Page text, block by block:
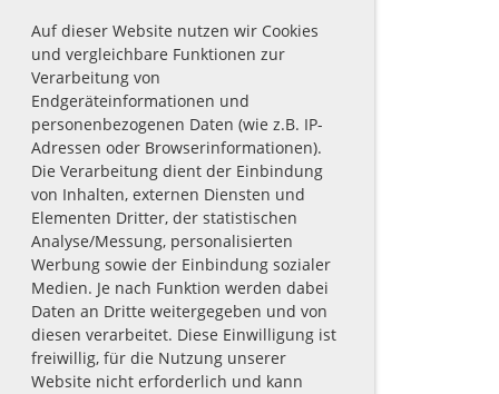
Auf dieser Website nutzen wir Cookies
und vergleichbare Funktionen zur
Verarbeitung von
Endgeräteinformationen und
personenbezogenen Daten (wie z.B. IP-
Adressen oder Browserinformationen).
Die Verarbeitung dient der Einbindung
von Inhalten, externen Diensten und
Elementen Dritter, der statistischen
Analyse/Messung, personalisierten
Werbung sowie der Einbindung sozialer
Medien. Je nach Funktion werden dabei
Daten an Dritte weitergegeben und von
diesen verarbeitet. Diese Einwilligung ist
freiwillig, für die Nutzung unserer
Website nicht erforderlich und kann